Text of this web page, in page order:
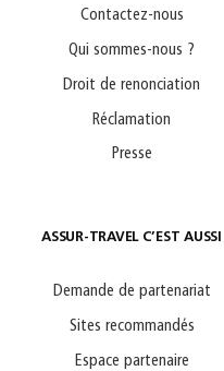
Contactez-nous
Qui sommes-nous ?
Droit de renonciation
Réclamation
Presse
ASSUR-TRAVEL C’EST AUSSI
Demande de partenariat
Sites recommandés
Espace partenaire